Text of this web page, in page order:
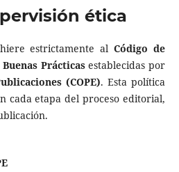
ética
estrictamente alCódigo de
Prácticasestablecidas por
(COPE). Esta política
cada etapa del proceso editorial,